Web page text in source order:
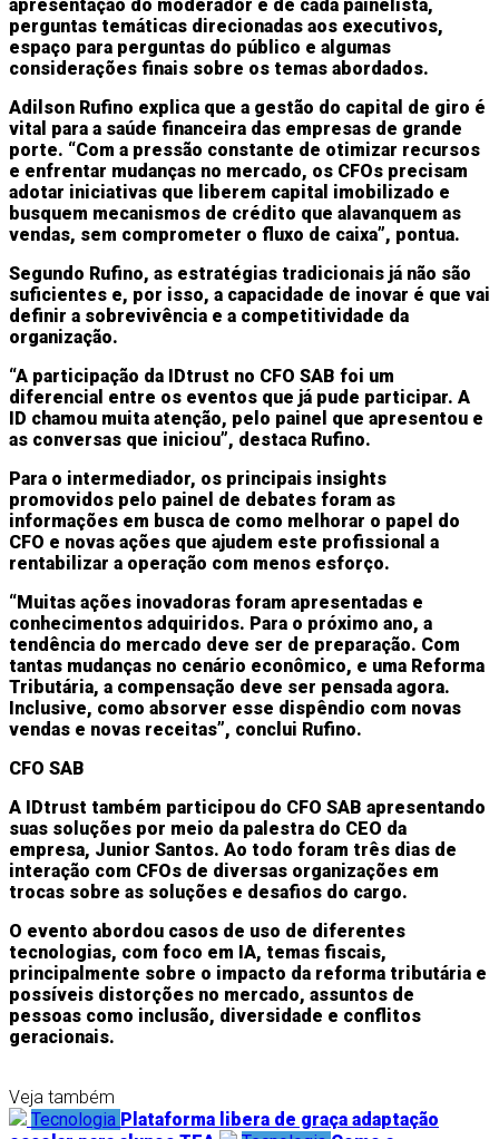
apresentação do moderador e de cada painelista,
perguntas temáticas direcionadas aos executivos,
espaço para perguntas do público e algumas
considerações finais sobre os temas abordados.
Adilson Rufino explica que a gestão do capital de giro é
vital para a saúde financeira das empresas de grande
porte. “Com a pressão constante de otimizar recursos
e enfrentar mudanças no mercado, os CFOs precisam
adotar iniciativas que liberem capital imobilizado e
busquem mecanismos de crédito que alavanquem as
vendas, sem comprometer o fluxo de caixa”, pontua.
Segundo Rufino, as estratégias tradicionais já não são
suficientes e, por isso, a capacidade de inovar é que vai
definir a sobrevivência e a competitividade da
organização.
“A participação da IDtrust no CFO SAB foi um
diferencial entre os eventos que já pude participar. A
ID chamou muita atenção, pelo painel que apresentou e
as conversas que iniciou”, destaca Rufino.
Para o intermediador, os principais insights
promovidos pelo painel de debates foram as
informações em busca de como melhorar o papel do
CFO e novas ações que ajudem este profissional a
rentabilizar a operação com menos esforço.
“Muitas ações inovadoras foram apresentadas e
conhecimentos adquiridos. Para o próximo ano, a
tendência do mercado deve ser de preparação. Com
tantas mudanças no cenário econômico, e uma Reforma
Tributária, a compensação deve ser pensada agora.
Inclusive, como absorver esse dispêndio com novas
vendas e novas receitas”, conclui Rufino.
CFO SAB
A IDtrust também participou do CFO SAB apresentando
suas soluções por meio da palestra do CEO da
empresa, Junior Santos. Ao todo foram três dias de
interação com CFOs de diversas organizações em
trocas sobre as soluções e desafios do cargo.
O evento abordou casos de uso de diferentes
tecnologias, com foco em IA, temas fiscais,
principalmente sobre o impacto da reforma tributária e
possíveis distorções no mercado, assuntos de
pessoas como inclusão, diversidade e conflitos
geracionais.
Veja também
Tecnologia Plataforma libera de graça adaptação